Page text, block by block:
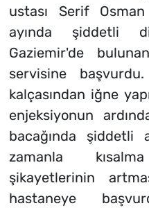
ustası Serif
ayında şiddetli
Gaziemir'de
servisine
kalçasından iğne
enjeksiyonun
bacağında şiddetli
zamanla
şikayetlerinin
hastaneye